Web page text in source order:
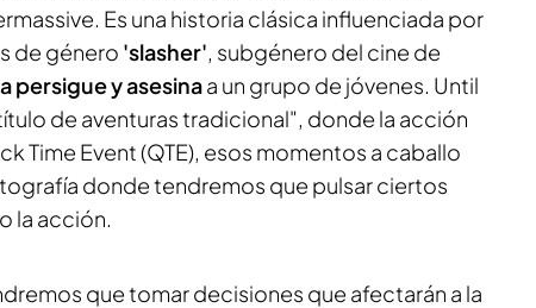
Es una historia clásica influenciada por
de género 'slasher', subgénero del cine de
persigue y asesinaa un grupo de jóvenes. Until
de aventuras tradicional", donde la acción
Time Event (QTE), esos momentos a caballo
donde tendremos que pulsar ciertos
la acción.
que tomar decisiones que afectarán a la